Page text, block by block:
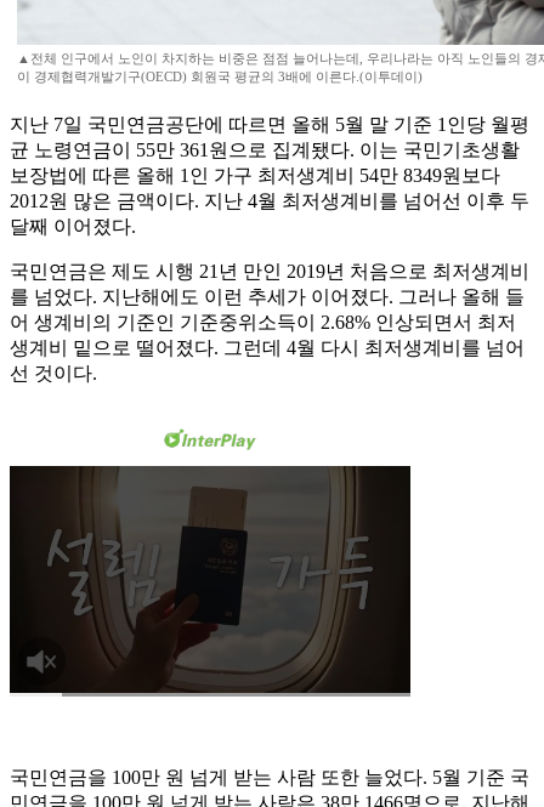
▲전체 인구에서 노인이 차지하는 비중은 점점 늘어나는데, 우리나라는 아직 노인들의
이 경제협력개발기구(OECD) 회원국 평균의 3배에 이른다.(이투데이)
지난 7일 국민연금공단에 따르면 올해 5월 말 기준 1인당 월평
균 노령연금이 55만 361원으로 집계됐다. 이는 국민기초생활
보장법에 따른 올해 1인 가구 최저생계비 54만 8349원보다
2012원 많은 금액이다. 지난 4월 최저생계비를 넘어선 이후 두
달째 이어졌다.
국민연금은 제도 시행 21년 만인 2019년 처음으로 최저생계비
를 넘었다. 지난해에도 이런 추세가 이어졌다. 그러나 올해 들
어 생계비의 기준인 기준중위소득이 2.68% 인상되면서 최저
생계비 밑으로 떨어졌다. 그런데 4월 다시 최저생계비를 넘어
선 것이다.
국민연금을 100만 원 넘게 받는 사람 또한 늘었다. 5월 기준 국